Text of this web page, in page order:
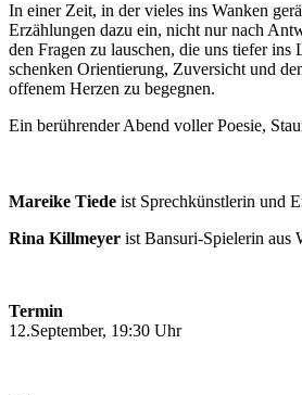
In einer Zeit, in der vieles ins Wanken
Erzählungen dazu ein, nicht nur nach
den Fragen zu lauschen, die uns tiefer ins
schenken Orientierung, Zuversicht und
offenem Herzen zu begegnen.
Ein berührender Abend voller Poesie,
Mareike Tiede ist Sprechkünstlerin und
Rina Killmeyer ist Bansuri-Spielerin aus
Termin
12.September, 19:30 Uhr